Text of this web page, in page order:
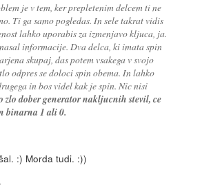
je v tem, ker prepletenim delcem ti ne
Ti ga samo pogledas. In sele takrat vidis
lahko uporabis za izmenjavo kljuca, ja.
informacije. Dva delca, ki imata spin
skupaj, das potem vsakega v svojo
odpres se doloci spin obema. In lahko
in bos videl kak je spin. Nic nisi
zlo dober generator nakljucnih stevil, ce
binarna 1 ali 0.
:) Morda tudi. :))